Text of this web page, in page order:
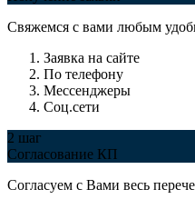
Свяжемся с вами любым
Заявка на сайте
По телефону
Мессенджеры
Соц.сети
2 шаг
Согласование КП
Согласуем с Вами весь